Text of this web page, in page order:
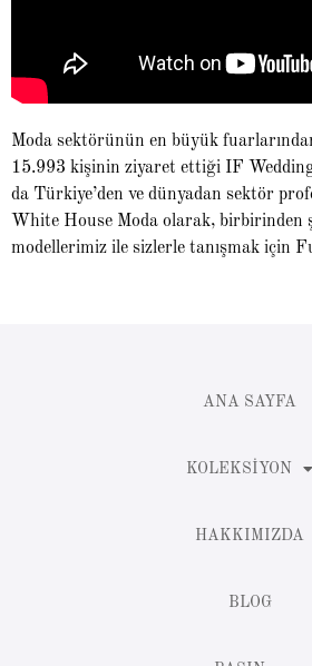
Moda sektörünün en büyük
15.993 kişinin ziyaret ettiği IF
da Türkiye’den ve dünyadan sektör
White House Moda olarak, birbirinden
modellerimiz ile sizlerle tanışmak için
ANA SAYFA
KOLEKSIYON
HAKKIMIZDA
BLOG